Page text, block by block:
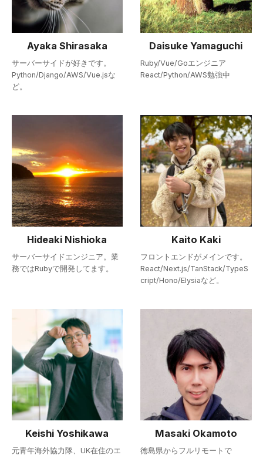
Ayaka Shirasaka
サーバーサイドが好きです。
Python/Django/AWS/Vue.jsな
ど。
Daisuke Yamaguchi
Ruby/Vue/Goエンジニア
React/Python/AWS勉強中
Hideaki Nishioka
サーバーサイドエンジニア。業
務ではRubyで開発してます。
Kaito Kaki
フロントエンドがメインです。
React/Next.js/TanStack/TypeS
cript/Hono/Elysiaなど。
Keishi Yoshikawa
元青年海外協力隊、UK在住のエ
Masaki Okamoto
徳島県からフルリモートで